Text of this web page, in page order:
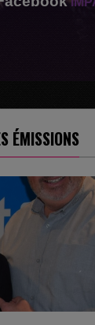
ÉMISSIONS